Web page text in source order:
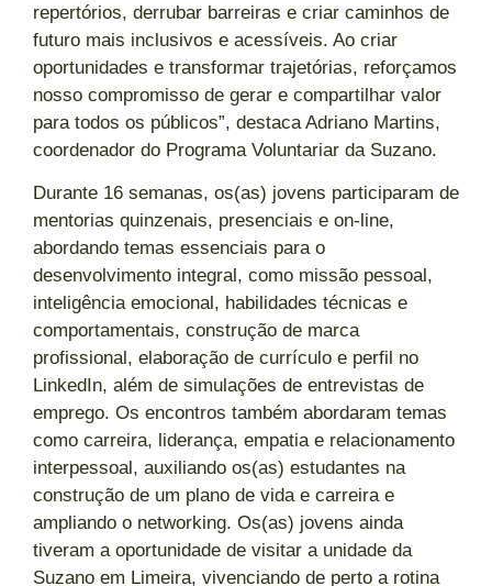
repertórios, derrubar barreiras e criar caminhos de
futuro mais inclusivos e acessíveis. Ao criar
oportunidades e transformar trajetórias, reforçamos
nosso compromisso de gerar e compartilhar valor
para todos os públicos”, destaca Adriano Martins,
coordenador do Programa Voluntariar da Suzano.
Durante 16 semanas, os(as) jovens participaram de
mentorias quinzenais, presenciais e on-line,
abordando temas essenciais para o
desenvolvimento integral, como missão pessoal,
inteligência emocional, habilidades técnicas e
comportamentais, construção de marca
profissional, elaboração de currículo e perfil no
LinkedIn, além de simulações de entrevistas de
emprego. Os encontros também abordaram temas
como carreira, liderança, empatia e relacionamento
interpessoal, auxiliando os(as) estudantes na
construção de um plano de vida e carreira e
ampliando o networking. Os(as) jovens ainda
tiveram a oportunidade de visitar a unidade da
Suzano em Limeira, vivenciando de perto a rotina